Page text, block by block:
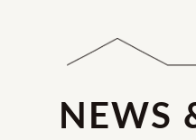
NEWS